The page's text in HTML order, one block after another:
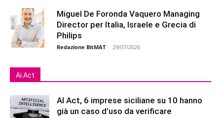
Miguel De Foronda Vaquero Managing
Director per Italia, Israele e Grecia di
Philips
Redazione BitMAT - 29/07/2026
Ai Act
AI Act, 6 imprese siciliane su 10 hanno
già un caso d’uso da verificare